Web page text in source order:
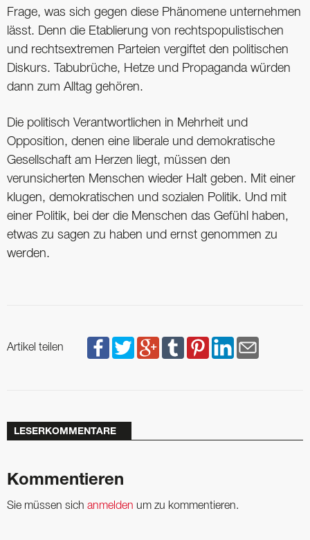
Frage, was sich gegen diese Phänomene unternehmen
lässt. Denn die Etablierung von rechtspopulistischen
und rechtsextremen Parteien vergiftet den politischen
Diskurs. Tabu­brüche, Hetze und Propaganda würden
dann zum Alltag gehören.
Die politisch Verantwortlichen in Mehrheit und
Opposition, denen eine liberale und demokratische
Gesellschaft am Herzen liegt, müssen den
verunsicherten Menschen wieder Halt geben. Mit einer
klugen, demokratischen und sozialen Politik. Und mit
einer Politik, bei der die Menschen das Gefühl haben,
etwas zu sagen zu haben und ernst genommen zu
werden.
Artikel teilen
LESERKOMMENTARE
Kommentieren
Sie müssen sich anmelden um zu kommentieren.